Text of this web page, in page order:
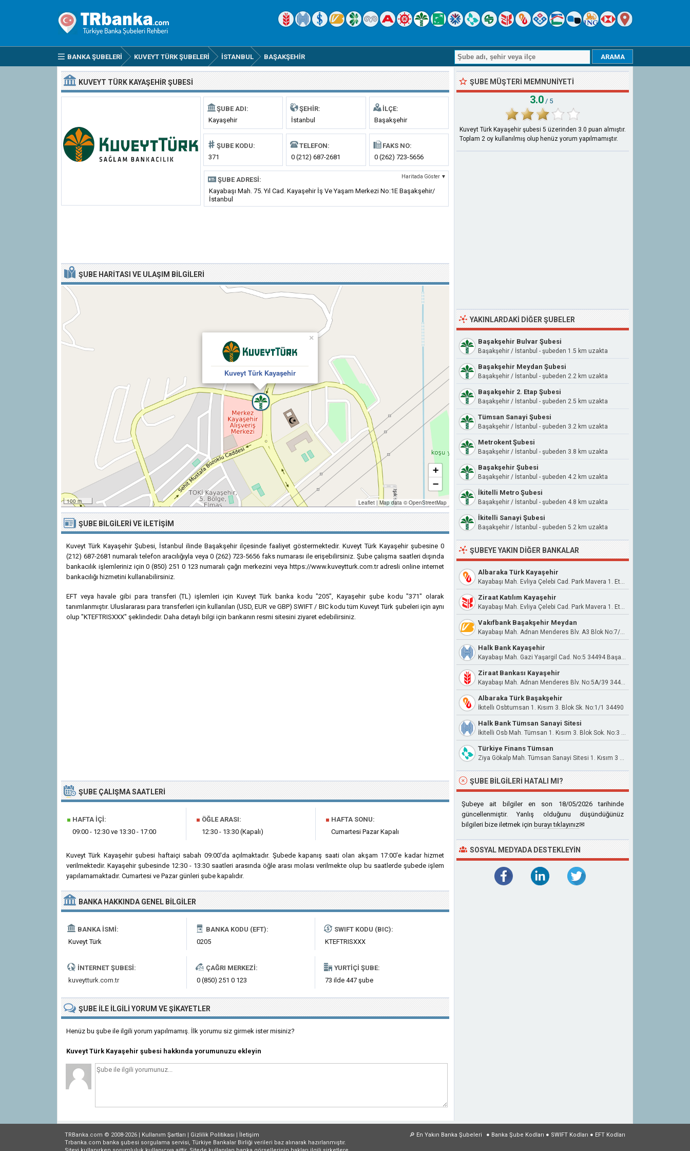
BANKA ŞUBELERI KUVEYT TÜRK ŞUBELERI İSTANBUL BAŞAKŞEHIR
KUVEYT TÜRK KAYAŞEHIR ŞUBESI
ŞUBE ADI:
Kayaşehir
ŞEHIR:
İstanbul
İLÇE:
Başakşehir
ŞUBE KODU:
371
TELEFON:
0 (212) 687-2681
FAKS NO:
0 (262) 723-5656
ŞUBE ADRESI: Haritada Göster ▼
Kayabaşı Mah. 75. Yıl Cad. Kayaşehir İş Ve Yaşam Merkezi No:1E Başakşehir/
İstanbul
ŞUBE HARITASI VE ULAŞIM BILGILERI
Kuveyt Türk Kayaşehir
×
100 m
+
−
Leaflet | Map data ©OpenStreetMap
ŞUBE BILGILERI VE İLETIŞIM
Kuveyt Türk Kayaşehir Şubesi, İstanbul ilinde Başakşehir ilçesinde faaliyet göstermektedir. Kuveyt Türk Kayaşehir şubesine 0
(212) 687-2681 numaralı telefon aracılığıyla veya 0 (262) 723-5656 faks numarası ile erişebilirsiniz. Şube çalışma saatleri dışında
bankacılık işlemleriniz için 0 (850) 251 0 123 numaralı çağrı merkezini veya https://www.kuveytturk.com.tr adresli online internet
bankacılığı hizmetini kullanabilirsiniz.
EFT veya havale gibi para transferi (TL) işlemleri için Kuveyt Türk banka kodu "205", Kayaşehir şube kodu "371" olarak
tanımlanmıştır. Uluslararası para transferleri için kullanılan (USD, EUR ve GBP) SWIFT / BIC kodu tüm Kuveyt Türk şubeleri için aynı
olup "KTEFTRISXXX" şeklindedir. Daha detaylı bilgi için bankanın resmi sitesini ziyaret edebilirsiniz.
ŞUBE ÇALIŞMA SAATLERI
■ HAFTA İÇI:
09:00 - 12:30 ve 13:30 - 17:00
■ ÖĞLE ARASI:
12:30 - 13:30 (Kapalı)
■ HAFTA SONU:
Cumartesi Pazar Kapalı
Kuveyt Türk Kayaşehir şubesi haftaiçi sabah 09:00'da açılmaktadır. Şubede kapanış saati olan akşam 17:00'e kadar hizmet
verilmektedir. Kayaşehir şubesinde 12:30 - 13:30 saatleri arasında öğle arası molası verilmekte olup bu saatlerde şubede işlem
yapılamamaktadır. Cumartesi ve Pazar günleri şube kapalıdır.
BANKA HAKKINDA GENEL BILGILER
BANKA İSMI:
Kuveyt Türk
BANKA KODU (EFT):
0205
SWIFT KODU (BIC):
KTEFTRISXXX
İNTERNET ŞUBESI:
kuveytturk.com.tr
ÇAĞRI MERKEZI:
0 (850) 251 0 123
YURTIÇI ŞUBE:
73 ilde 447 şube
ŞUBE ILE İLGILIYORUM VE ŞIKAYETLER
Henüz bu şube ile ilgili yorum yapılmamış. İlk yorumu siz girmek ister misiniz?
Kuveyt Türk Kayaşehir şubesi hakkında yorumunuzu ekleyin
ŞUBE MÜŞTERI MEMNUNIYETI
3.0 / 5
Kuveyt Türk Kayaşehir şubesi 5 üzerinden 3.0 puan almıştır.
Toplam 2 oy kullanılmış olup henüz yorum yapılmamıştır.
YAKINLARDAKI DIĞER ŞUBELER
Başakşehir Bulvar Şubesi
Başakşehir / İstanbul - şubeden 1.5 km uzakta
Başakşehir Meydan Şubesi
Başakşehir / İstanbul - şubeden 2.2 km uzakta
Başakşehir 2. Etap Şubesi
Başakşehir / İstanbul - şubeden 2.5 km uzakta
Tümsan Sanayi Şubesi
Başakşehir / İstanbul - şubeden 3.2 km uzakta
Metrokent Şubesi
Başakşehir / İstanbul - şubeden 3.8 km uzakta
Başakşehir Şubesi
Başakşehir / İstanbul - şubeden 4.2 km uzakta
İkitelli Metro Şubesi
Başakşehir / İstanbul - şubeden 4.8 km uzakta
İkitelli Sanayi Şubesi
Başakşehir / İstanbul - şubeden 5.2 km uzakta
ŞUBEYE YAKIN DIĞER BANKALAR
Albaraka Türk Kayaşehir
Kayabaşı Mah. Evliya Çelebi Cad. Park Mavera 1. Etap Sitesi B01 Blok No:3CF 34494
Ziraat Katılım Kayaşehir
Kayabaşı Mah. Evliya Çelebi Cad. Park Mavera 1. Etap Sitesi T02 Blok No:3DB Başakşehir / İstanbul
Vakıfbank Başakşehir Meydan
Kayabaşı Mah. Adnan Menderes Blv. A3 Blok No:7/D-51 Başakşehir/İstanbul
Halk Bank Kayaşehir
Kayabaşı Mah. Gazi Yaşargil Cad. No:5 34494 Başakşehir
Ziraat Bankası Kayaşehir
Kayabaşı Mah. Adnan Menderes Blv. No:5A/39 34494 Başakşehir İstanbul
Albaraka Türk Başakşehir
İkıtellı Osbtumsan 1. Kısım 3. Blok Sk. No:1/1 34490
Halk Bank Tümsan Sanayi Sitesi
İkitelli Osb Mah. Tümsan 1. Kısım 3. Blok Sok. No:3 34490 Başakşehir
Türkiye Finans Tümsan
Ziya Gökalp Mah. Tümsan Sanayi Sitesi 1. Kısım 3 Blk. No:7 Başakşehir İstanbul
ŞUBE BILGILERI HATALI MI?
Şubeye ait bilgiler en son 18/05/2026 tarihinde
güncellenmiştir. Yanlış olduğunu düşündüğünüz
bilgileri bize iletmek için burayı tıklayınız✉
SOSYAL MEDYADA DESTEKLEYIN
● Banka Şube Kodları ● SWIFT Kodları ● EFT Kodları
🔎 En Yakın Banka Şubeleri
TRBanka.com © 2008-2026 | Kullanım Şartları | Gizlilik Politikası | İletişim
Trbanka.com banka şubesi sorgulama servisi, Türkiye Bankalar Birliği verileri baz alınarak hazırlanmıştır.